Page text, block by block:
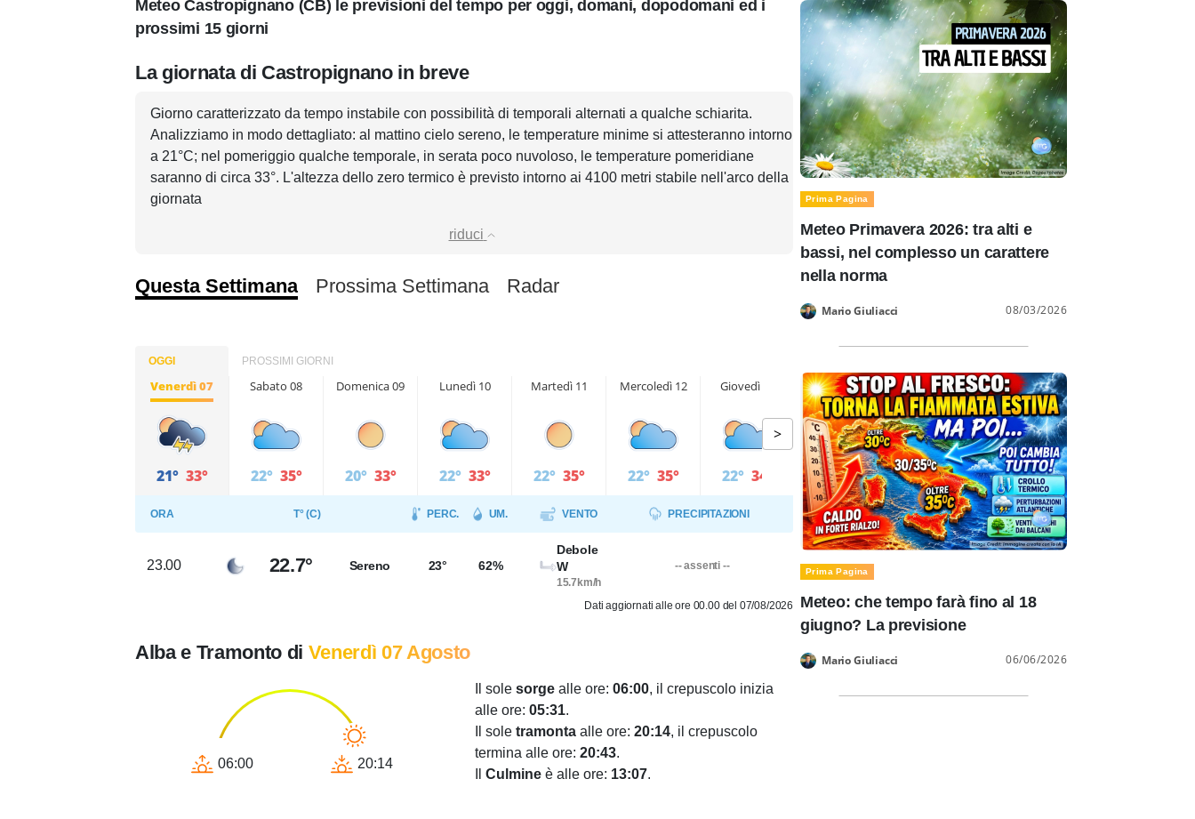
Meteo Castropignano (CB) le previsioni del tempo per oggi, domani, dopodomani ed i
prossimi 15 giorni
La giornata di Castropignano in breve
Giorno caratterizzato da tempo instabile con possibilità di temporali alternati a qualche schiarita.
Analizziamo in modo dettagliato: al mattino cielo sereno, le temperature minime si attesteranno intorno
a 21°C; nel pomeriggio qualche temporale, in serata poco nuvoloso, le temperature pomeridiane
saranno di circa 33°. L'altezza dello zero termico è previsto intorno ai 4100 metri stabile nell'arco della
giornata
riduci
Questa Settimana Prossima Settimana Radar
OGGI PROSSIMI GIORNI
Venerdì 07
21° 33°
Sabato 08
22° 35°
Domenica 09
20° 33°
Lunedì 10
22° 33°
Martedì 11
22° 35°
Mercoledì 12
22° 35°
Giovedì 13
22° 34°
>
ORA T° (C) PERC. UM. VENTO PRECIPITAZIONI
23.00 22.7° Sereno 23° 62%
Debole
W
15.7km/h
-- assenti --
Dati aggiornati alle ore 00.00 del 07/08/2026
Alba e Tramonto di Venerdì 07 Agosto
06:00 20:14
Il sole sorge alle ore: 06:00, il crepuscolo inizia
alle ore: 05:31.
Il sole tramonta alle ore: 20:14, il crepuscolo
termina alle ore: 20:43.
Culmine è alle ore: 13:07.
Prima Pagina
Meteo Primavera 2026: tra alti e
bassi, nel complesso un carattere
nella norma
Mario Giuliacci 08/03/2026
Prima Pagina
Meteo: che tempo farà fino al 18
giugno? La previsione
Mario Giuliacci 06/06/2026